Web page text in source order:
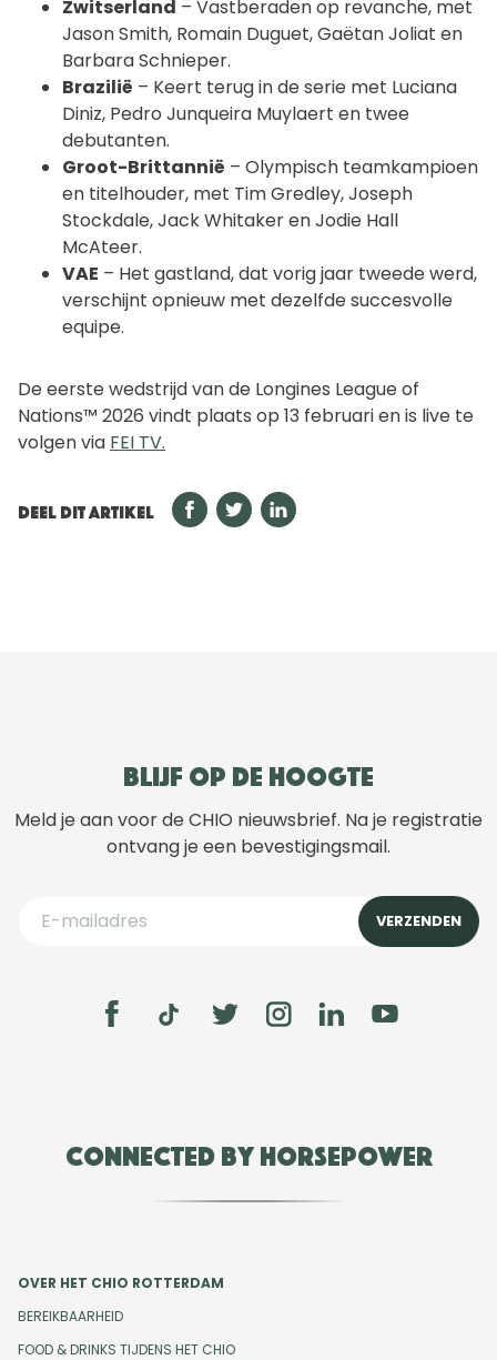
Zwitserland – Vastberaden op revanche, met
Jason Smith, Romain Duguet, Gaëtan Joliat en
Barbara Schnieper.
Brazilië – Keert terug in de serie met Luciana
Diniz, Pedro Junqueira Muylaert en twee
debutanten.
Groot-Brittannië – Olympisch teamkampioen
en titelhouder, met Tim Gredley, Joseph
Stockdale, Jack Whitaker en Jodie Hall
McAteer.
VAE – Het gastland, dat vorig jaar tweede werd,
verschijnt opnieuw met dezelfde succesvolle
equipe.
De eerste wedstrijd van de Longines League of
Nations™ 2026 vindt plaats op 13 februari en is live te
volgen via FEI TV.
DEEL DIT ARTIKEL
Blijf op de hoogte
Meld je aan voor de CHIO nieuwsbrief. Na je registratie
ontvang je een bevestigingsmail.
Connected by Horsepower
OVER HET CHIO ROTTERDAM
BEREIKBAARHEID
FOOD & DRINKS TIJDENS HET CHIO